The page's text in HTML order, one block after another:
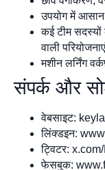
उपयोग में आसान
कई टीम
वाली परियोजनाएं
मशीन लर्निंग
संपर्क और
वेबसाइट:
लिंक्डइन:
ट्विटर:
फेसबुक: